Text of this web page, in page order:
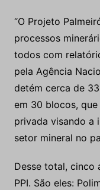
“O Projeto
processos
todos com
pela Agência
detém cerca de
em 30 blocos,
privada visando a
setor mineral no
Desse total, cinco
PPI. São eles: